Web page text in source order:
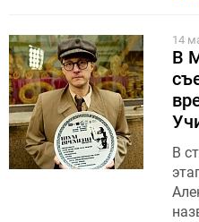
14
В
В